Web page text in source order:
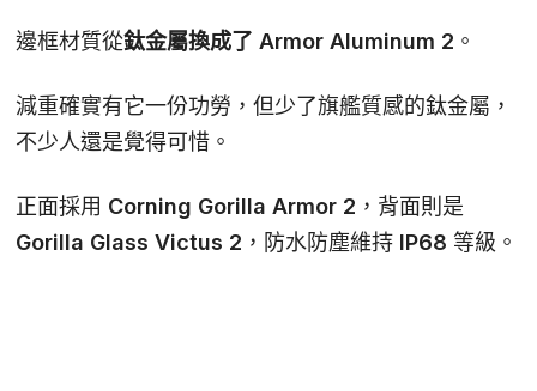
邊框材質從鈦金屬換成了 Armor Aluminum 2 。
減重確實有它一份功勞，但少了旗艦質感的鈦金屬，
不少人還是覺得可惜。
正面採用 Corning Gorilla Armor 2 ，背面則是
Gorilla Glass Victus 2 ，防水防塵維持 IP68 等級。